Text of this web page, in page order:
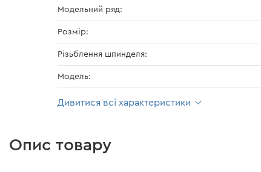
Модельний ряд:
Розмір:
Різьблення шпинделя:
Модель:
Дивитися всі характеристики
Опис товару